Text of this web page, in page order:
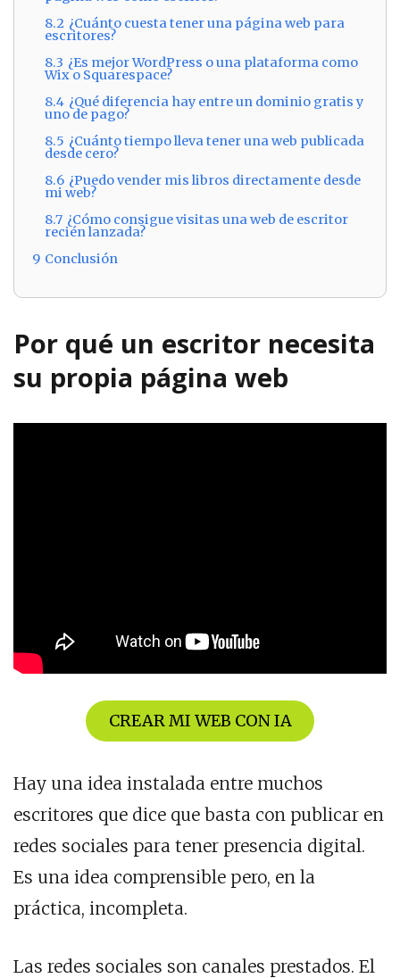
8.2 ¿Cuánto cuesta tener una página web para
escritores?
8.3 ¿Es mejor WordPress o una plataforma como
Wix o Squarespace?
8.4 ¿Qué diferencia hay entre un dominio gratis y
uno de pago?
8.5 ¿Cuánto tiempo lleva tener una web publicada
desde cero?
8.6 ¿Puedo vender mis libros directamente desde
mi web?
8.7 ¿Cómo consigue visitas una web de escritor
recién lanzada?
9 Conclusión
Por qué un escritor necesita
su propia página web
CREAR MI WEB CON IA
Hay una idea instalada entre muchos
escritores que dice que basta con publicar en
redes sociales para tener presencia digital.
Es una idea comprensible pero, en la
práctica, incompleta.
Las redes sociales son canales prestados. El